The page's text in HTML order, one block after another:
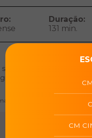
Duração:
131 min.
Millie aceita
perigosos. O
Seyfried
Direção
CM